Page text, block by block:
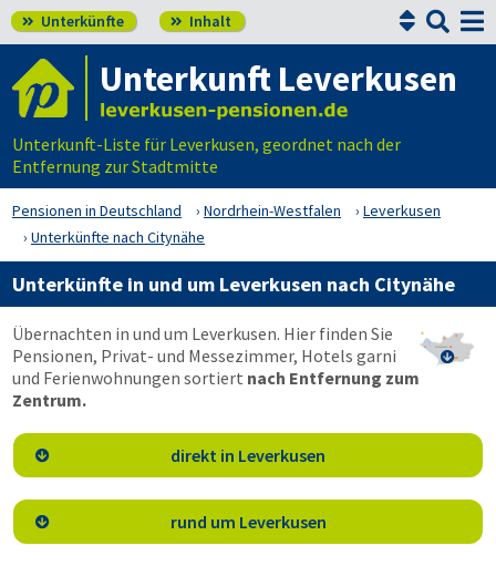
 Unterkünfte  Inhalt 

Unterkunft Leverkusen
Unterkunft-Liste für Leverkusen, geordnet nach der
Entfernung zur Stadtmitte
Pensionen in Deutschland Nordrhein-Westfalen
Leverkusen
Unterkünfte nach Citynähe
Unterkünfte in und um Leverkusen nach Citynähe

Übernachten in und um Leverkusen. Hier finden Sie
Pensionen, Privat- und Messezimmer, Hotels garni
und Ferienwohnungen sortiert nach Entfernung zum
Zentrum.
 direkt in Leverkusen
 rund um Leverkusen